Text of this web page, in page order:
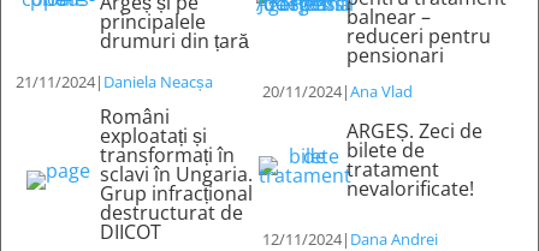
principalele
drumuri din țară
21/11/2024| Daniela Neacșa
balnear –
reduceri pentru
pensionari
20/11/2024|Ana Vlad
Români
exploatați și
transformați în
sclavi în Ungaria.
Grup infracțional
destructurat de
DIICOT
ARGEȘ. Zeci de
bilete de
tratament
nevalorificate!
12/11/2024| Dana Andrei